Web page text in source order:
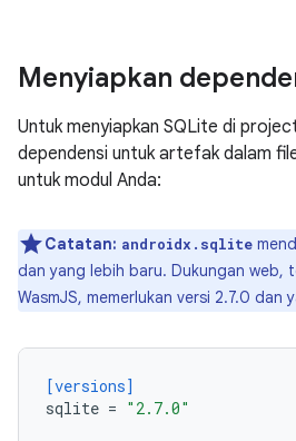
Menyiapkan
Untuk menyiapkan SQLite di
dependensi untuk artefak dalam
untuk modul Anda:
Catatan: androidx.sqlite
dan yang lebih baru. Dukungan web,
WasmJS, memerlukan versi 2.7.0 dan
[versions]
sqlite = "2.7.0"